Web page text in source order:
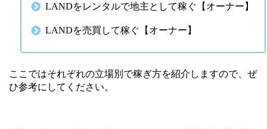
LANDをレンタルで地主として稼ぐ【オーナー】
LANDを売買して稼ぐ【オーナー】
ここではそれぞれの立場別で稼ぎ方を紹介しますので、ぜ
ひ参考にしてください。